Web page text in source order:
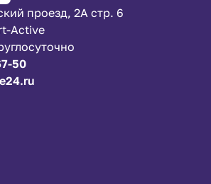
проезд, 2А стр. 6
Active
50